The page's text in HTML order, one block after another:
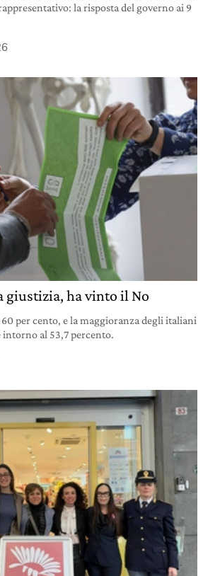
la risposta del governo ai 9
giustizia, ha vinto il No
per cento, e la maggioranza degli italiani
al 53,7 percento.